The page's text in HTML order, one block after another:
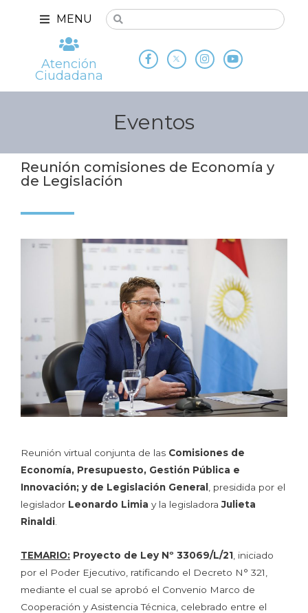
MENU
Atención
Ciudadana
Eventos
Reunión comisiones de Economía y
de Legislación
Reunión virtual conjunta de las Comisiones de
Economía, Presupuesto, Gestión Pública e
Innovación; y de Legislación General
, presidida por el
legislador Leonardo Limia y la legisladoraJulieta
Rinaldi
TEMARIO: Proyecto de Ley Nº 33069/L/21 , iniciado
por el Poder Ejecutivo, ratificando el Decreto N° 321,
mediante el cual se aprobó el Convenio Marco de
Cooperación y Asistencia Técnica, celebrado entre el